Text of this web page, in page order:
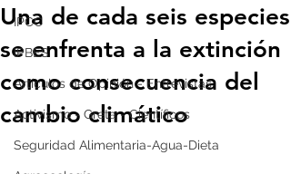
IPCC
IPBES
Artículos de Opinión - Entrevistas
Activismo - Greta - Científicos
Seguridad Alimentaria-Agua-Dieta
Una de cada seis especies
se enfrenta a la extinción
como consecuencia del
cambio climático